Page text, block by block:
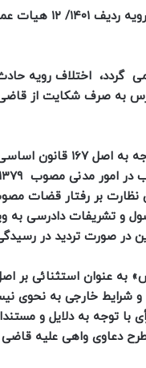
احتراماً، در
گردد، اختلاف رویه
و تشریفات دادرسی
در صورت تردید در
به عنوان استثنائی
شرایط خارجی به نحوی
توجه به دلایل و
طرح دعاوی واهی علیه